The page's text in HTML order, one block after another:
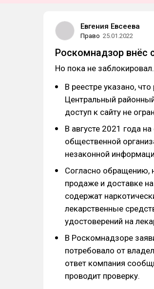
Евгения Евсеева
Право 25.01.2022
Роскомнадзор внёс
Но пока не заблокировал.
В реестре указано,
Центральный
доступ к сайту не
В августе 2021 года
общественной
незаконной
Согласно обращению,
продаже и доставке
содержат
лекарственные
удостоверений на
В Роскомнадзоре
потребовало от
ответ компания
проводит проверку.